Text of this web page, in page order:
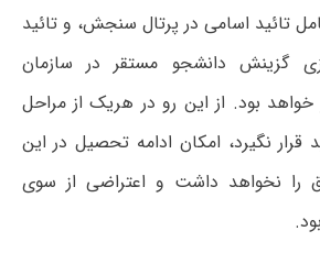
تائید اسامی در پرتال سنجش، و تائید
گزینش دانشجو مستقر در سازمان
بود. از این رو در هریک از مراحل
قرار نگیرد، امکان ادامه تحصیل در این
را نخواهد داشت و اعتراضی از سوی